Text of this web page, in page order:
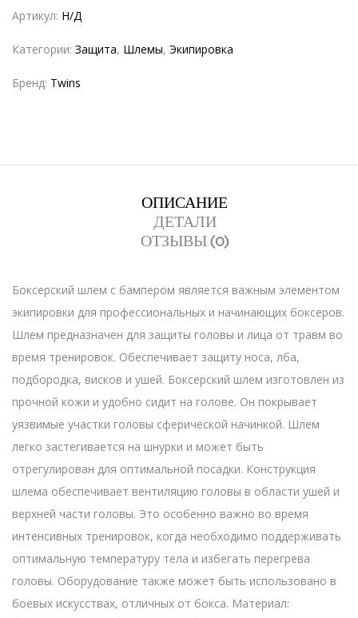
Артикул: Н/Д
Категории: Защита, Шлемы, Экипировка
Бренд: Twins
ОПИСАНИЕ
ДЕТАЛИ
ОТЗЫВЫ (0)
Боксерский шлем с бампером является важным элементом
экипировки для профессиональных и начинающих боксеров.
Шлем предназначен для защиты головы и лица от травм во
время тренировок. Обеспечивает защиту носа, лба,
подбородка, висков и ушей. Боксерский шлем изготовлен из
прочной кожи и удобно сидит на голове. Он покрывает
уязвимые участки головы сферической начинкой. Шлем
легко застегивается на шнурки и может быть
отрегулирован для оптимальной посадки. Конструкция
шлема обеспечивает вентиляцию головы в области ушей и
верхней части головы. Это особенно важно во время
интенсивных тренировок, когда необходимо поддерживать
оптимальную температуру тела и избегать перегрева
головы. Оборудование также может быть использовано в
боевых искусствах, отличных от бокса. Материал: